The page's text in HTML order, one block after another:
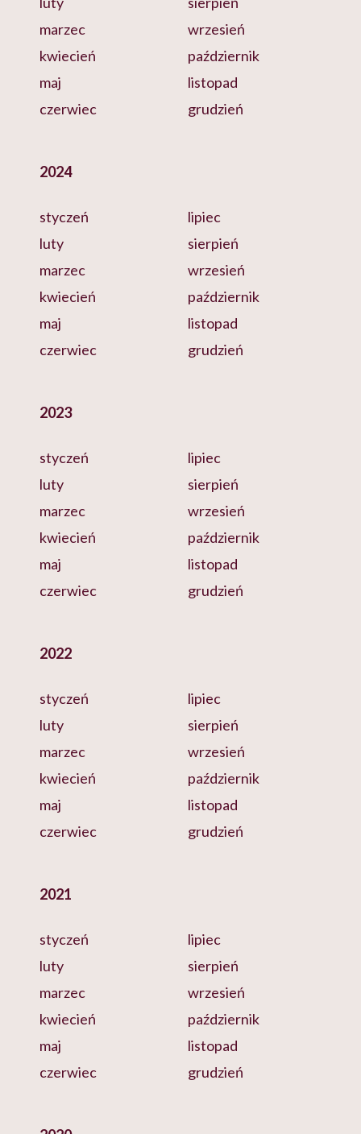
marzec
kwiecień
maj
czerwiec
wrzesień
październik
listopad
grudzień
2024
styczeń
luty
marzec
kwiecień
maj
czerwiec
lipiec
sierpień
wrzesień
październik
listopad
grudzień
2023
styczeń
luty
marzec
kwiecień
maj
czerwiec
lipiec
sierpień
wrzesień
październik
listopad
grudzień
2022
styczeń
luty
marzec
kwiecień
maj
czerwiec
lipiec
sierpień
wrzesień
październik
listopad
grudzień
2021
styczeń
luty
marzec
kwiecień
maj
czerwiec
lipiec
sierpień
wrzesień
październik
listopad
grudzień